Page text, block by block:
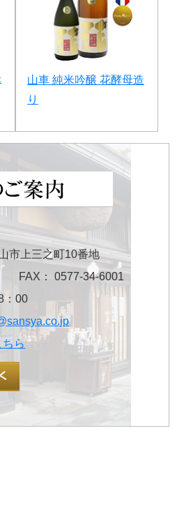
山車 純米吟醸 花酵母造
り
市上三之町10番地
FAX： 0577-34-6001
：00
ちら